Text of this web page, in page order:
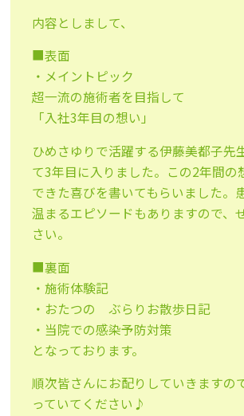
内容としまして、
■表面
・メイントピック
超一流の施術者を目指して
「入社3年目の想い」
ひめさゆりで活躍する伊藤美都子先
て3年目に入りました。この2年間の
できた喜びを書いてもらいました。
温まるエピソードもありますので、
さい。
■裏面
・施術体験記
・おたつの ぶらりお散歩日記
・当院での感染予防対策
となっております。
順次皆さんにお配りしていきますの
っていてください♪